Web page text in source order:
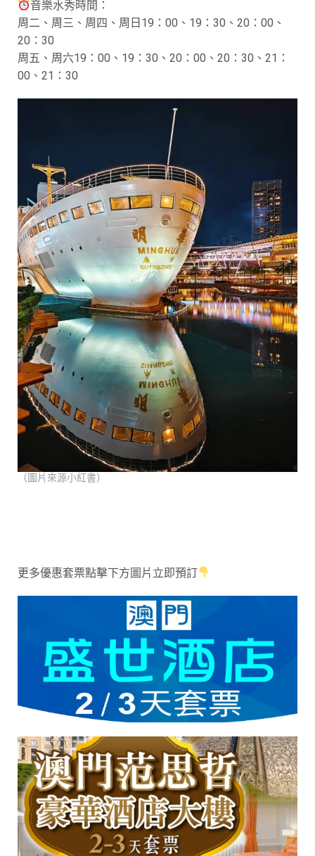
音樂水秀時間：
周二、周三、周四、周日19：00、19：30、20：00、
20：30
周五、周六19：00、19：30、20：00、20：30、21：
00、21：30
（圖片來源小紅書）
更多優惠套票點擊下方圖片立即預訂